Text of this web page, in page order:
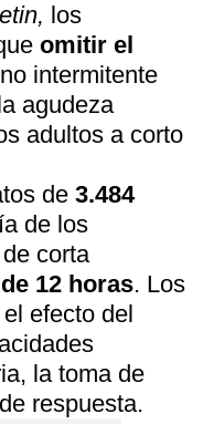
los
omitir el
intermitente
agudeza
adultos a corto
de 3.484
de los
corta
12 horas. Los
efecto del
la toma de
respuesta.